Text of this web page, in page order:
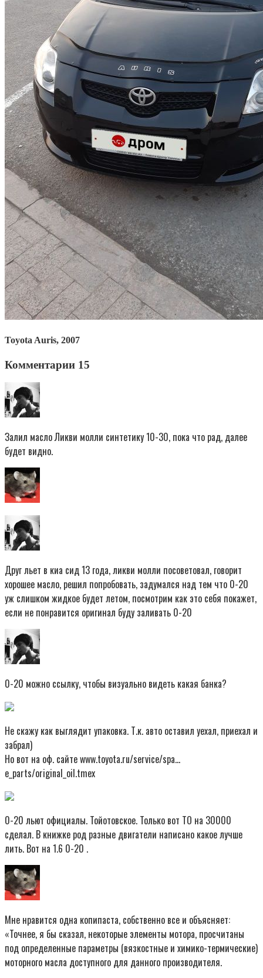
Toyota Auris, 2007
Комментарии 15
Залил масло Ликви молли синтетику 10-30, пока что рад, далее
будет видно.
Друг льет в киа сид 13 года, ликви молли посоветовал, говорит
хорошее масло, решил попробовать, задумался над тем что 0-20
уж слишком жидкое будет летом, посмотрим как это себя покажет,
если не понравится оригинал буду заливать 0-20
0-20 можно ссылку, чтобы визуально видеть какая банка?
Не скажу как выглядит упаковка. Т.к. авто оставил уехал, приехал и
забрал)
Но вот на оф. сайте www.toyota.ru/service/spa…
e_parts/original_oil.tmex
0-20 льют официалы. Тойотовское. Только вот ТО на 30000
сделал. В книжке род разные двигатели написано какое лучше
лить. Вот на 1.6 0-20 .
Мне нравится одна копипаста, собственно все и объясняет:
«Точнее, я бы сказал, некоторые элементы мотора, просчитаны
под определенные параметры (вязкостные и химико-термические)
моторного масла доступного для данного производителя.